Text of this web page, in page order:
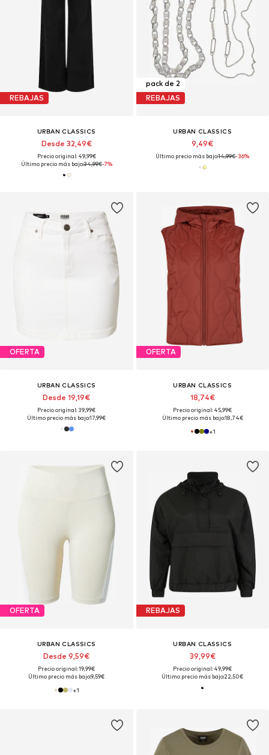
REBAJAS
URBAN CLASSICS
Desde 32,49€
Precio original: 49,99€
Último precio más bajo:34,99€-7%
pack de 2
REBAJAS
URBAN CLASSICS
9,49€
Último precio más bajo:14,99€-36%
OFERTA
URBAN CLASSICS
Desde 19,19€
Precio original: 39,99€
Último precio más bajo:17,99€
OFERTA
URBAN CLASSICS
18,74€
Precio original: 45,99€
Último precio más bajo:18,74€
+1
OFERTA
URBAN CLASSICS
Desde 9,59€
Precio original: 19,99€
Último precio más bajo:9,59€
+1
REBAJAS
URBAN CLASSICS
39,99€
Precio original: 49,99€
Último precio más bajo:22,50€